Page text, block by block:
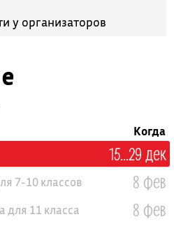
Когда
15...29 дек
7-10 классов 8 фев
11 класса 8 фев
у организаторов